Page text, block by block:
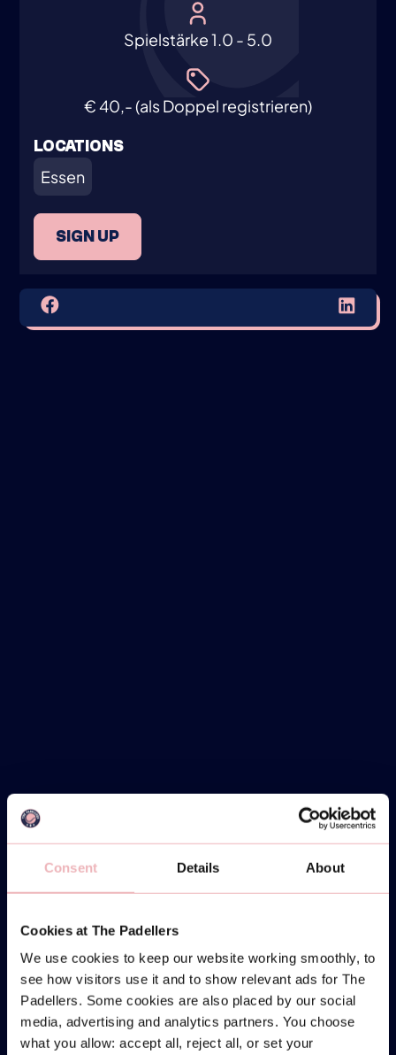
Consent Details About
Cookies at The Padellers
We use cookies to keep our website working smoothly, to
see how visitors use it and to show relevant ads for The
Padellers. Some cookies are also placed by our social
media, advertising and analytics partners. You choose
what you allow: accept all, reject all, or set your
Spielstärke 1.0 - 5.0
€ 40,- (als Doppel registrieren)
LOCATIONS
Essen
SIGN UP